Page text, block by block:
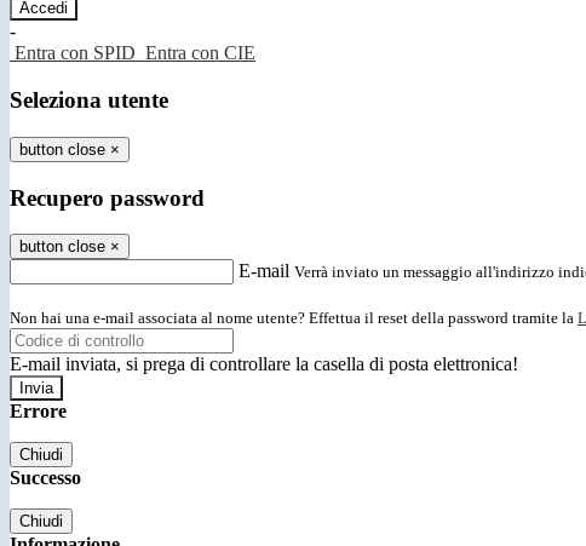
-
Entra con SPID Entra con CIE
Seleziona utente
button close ×
Recupero password
button close ×
E-mail Verrà inviato un messaggio all'indirizzo
Non hai una e-mail associata al nome utente? Effettua il reset della password tramite la
E-mail inviata, si prega di controllare la casella di posta elettronica!
Errore
Chiudi
Successo
Chiudi